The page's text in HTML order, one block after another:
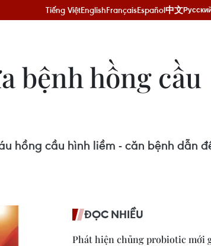
Tiếng ViệtEnglishFrançaisEspañol中文
bệnh hồng cầu
hồng cầu hình liềm - căn bệnh dẫn
ĐỌC NHIỀU
Phát hiện chủng probiotic mới